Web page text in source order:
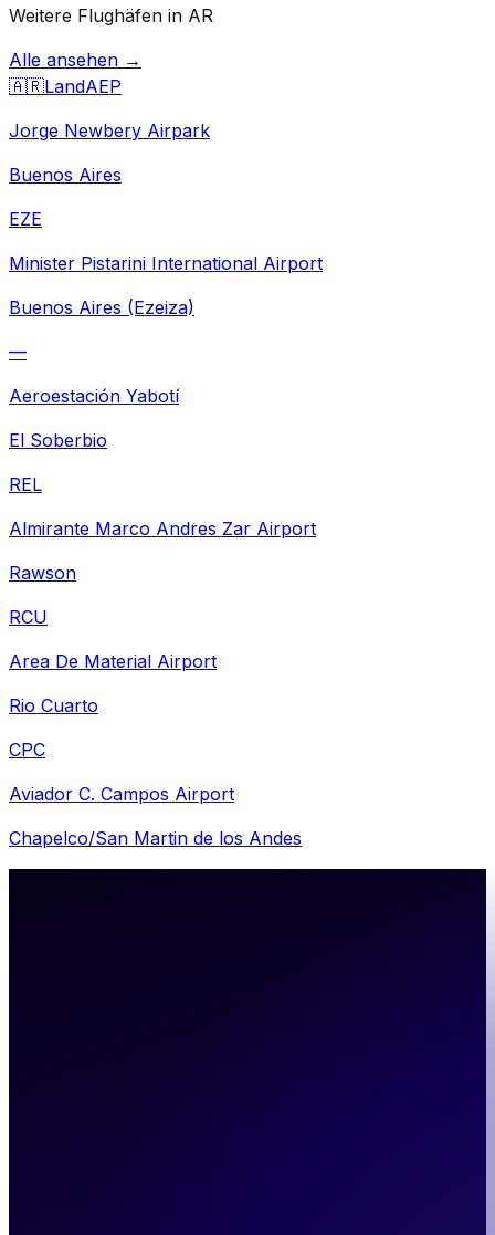
Weitere Flughäfen in AR
Alle ansehen →
🇦🇷LandAEP
Jorge Newbery Airpark
Buenos Aires
EZE
Minister Pistarini International Airport
Buenos Aires (Ezeiza)
—
Aeroestación Yabotí
El Soberbio
REL
Almirante Marco Andres Zar Airport
Rawson
RCU
Area De Material Airport
Rio Cuarto
CPC
Aviador C. Campos Airport
Chapelco/San Martin de los Andes